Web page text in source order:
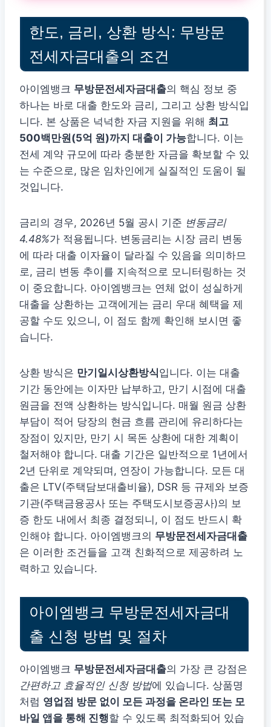
한도, 금리, 상환 방식: 무방문
전세자금대출의 조건
아이엠뱅크 무방문전세자금대출의 핵심 정보 중
하나는 바로 대출 한도와 금리, 그리고 상환 방식입
니다. 본 상품은 넉넉한 자금 지원을 위해 최고
500백만원(5억 원)까지 대출이 가능합니다. 이는
전세 계약 규모에 따라 충분한 자금을 확보할 수 있
는 수준으로, 많은 임차인에게 실질적인 도움이 될
것입니다.
금리의 경우, 2026년 5월 공시 기준 변동금리
4.48%가 적용됩니다. 변동금리는 시장 금리 변동
에 따라 대출 이자율이 달라질 수 있음을 의미하므
로, 금리 변동 추이를 지속적으로 모니터링하는 것
이 중요합니다. 아이엠뱅크는 연체 없이 성실하게
대출을 상환하는 고객에게는 금리 우대 혜택을 제
공할 수도 있으니, 이 점도 함께 확인해 보시면 좋
습니다.
상환 방식은 만기일시상환방식입니다. 이는 대출
기간 동안에는 이자만 납부하고, 만기 시점에 대출
원금을 전액 상환하는 방식입니다. 매월 원금 상환
부담이 적어 당장의 현금 흐름 관리에 유리하다는
장점이 있지만, 만기 시 목돈 상환에 대한 계획이
철저해야 합니다. 대출 기간은 일반적으로 1년에서
2년 단위로 계약되며, 연장이 가능합니다. 모든 대
출은 LTV(주택담보대출비율), DSR 등 규제와 보증
기관(주택금융공사 또는 주택도시보증공사)의 보
증 한도 내에서 최종 결정되니, 이 점도 반드시 확
인해야 합니다. 아이엠뱅크의 무방문전세자금대출
은 이러한 조건들을 고객 친화적으로 제공하려 노
력하고 있습니다.
아이엠뱅크 무방문전세자금대
출 신청 방법 및 절차
아이엠뱅크 무방문전세자금대출의 가장 큰 강점은
간편하고 효율적인 신청 방법에 있습니다. 상품명
처럼 영업점 방문 없이 모든 과정을 온라인 또는 모
바일 앱을 통해 진행할 수 있도록 최적화되어 있습